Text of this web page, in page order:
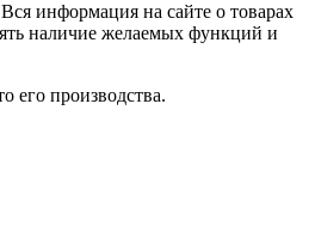
информация на сайте о товарах
наличие желаемых функций и
его производства.